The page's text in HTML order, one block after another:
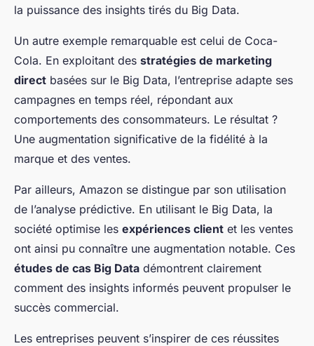
la puissance des insights tirés du Big Data.
Un autre exemple remarquable est celui de Coca-
Cola. En exploitant des stratégies de marketing
direct basées sur le Big Data, l’entreprise adapte ses
campagnes en temps réel, répondant aux
comportements des consommateurs. Le résultat ?
Une augmentation significative de la fidélité à la
marque et des ventes.
Par ailleurs, Amazon se distingue par son utilisation
de l’analyse prédictive. En utilisant le Big Data, la
société optimise les expériences client et les ventes
ont ainsi pu connaître une augmentation notable. Ces
études de cas Big Data démontrent clairement
comment des insights informés peuvent propulser le
succès commercial.
Les entreprises peuvent s’inspirer de ces réussites